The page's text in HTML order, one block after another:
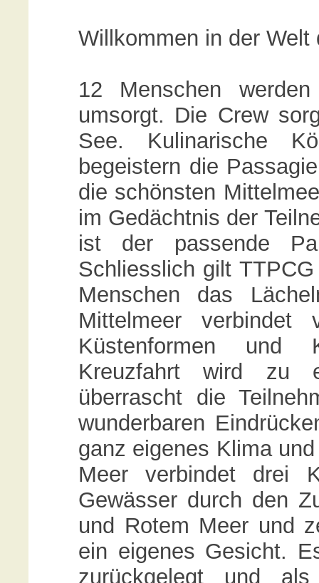
Willkommen in der
12 Menschen
umsorgt. Die Crew
See. Kulinarische
begeistern die
die schönsten
im Gedächtnis der
ist der passende
Schliesslich gilt
Menschen das
Mittelmeer verbindet
Küstenformen und
Kreuzfahrt wird zu
überrascht die
wunderbaren
ganz eigenes Klima
Meer verbindet drei
Gewässer durch den
und Rotem Meer und
ein eigenes Gesicht.
zurückgelegt und als